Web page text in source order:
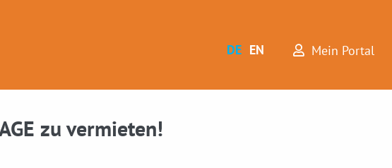
DE EN Mein Portal
zu vermieten!